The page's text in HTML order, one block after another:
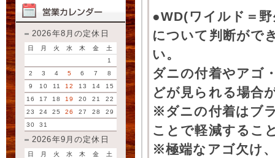
2026年8月の定休日
日 月 火 水 木 金
土
1
2
3 4 5 6 7
8
9
10 11 12 13 14
15
16
17 18 19 20 21
22
23
24 25 26 27 28
29
30
31
2026年9月の定休日
日 月 火 水 木 金
土
●WD(ワイルド＝
について判断がで
い。
ダニの付着やアゴ
どが見られる場合
※ダニの付着はブ
ことで軽減するこ
※極端なアゴ欠け